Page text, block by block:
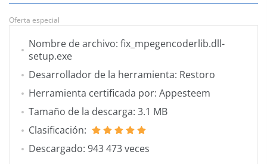
Oferta especial
Nombre de archivo: fix_mpegencoderlib.dll-
setup.exe
Desarrollador de la herramienta: Restoro
Herramienta certificada por: Appesteem
Tamaño de la descarga: 3.1 MB
Clasificación:
Descargado: 943 473 veces